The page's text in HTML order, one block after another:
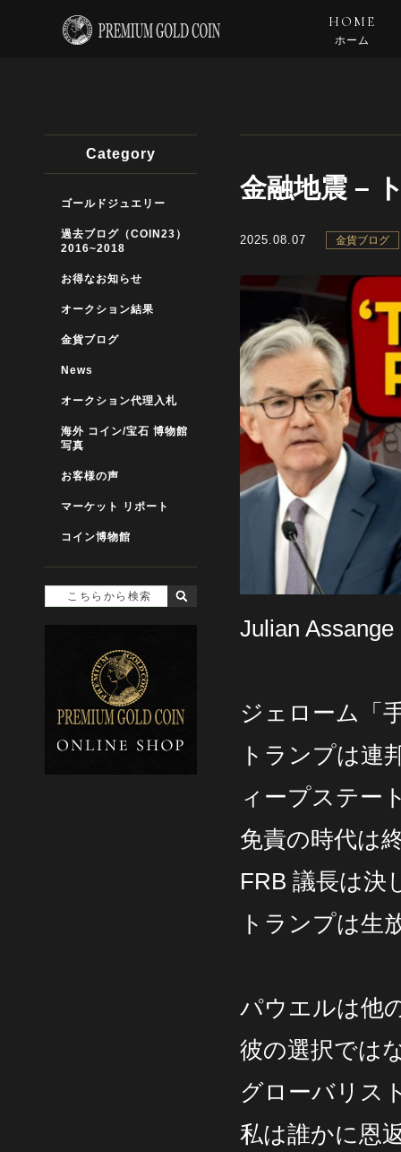
HOME
ホーム
金融地震 –
2025.08.07 金貨ブログ
Julian
ジェローム「
トランプは連
ィープステー
免責の時代は
FRB 議長は決
トランプは生
パウエルは他
彼の選択では
グローバリス
私は誰かに恩
Category
ゴールドジュエリー
過去ブログ（COIN23）
2016~2018
お得なお知らせ
オークション結果
金貨ブログ
News
オークション代理入札
海外 コイン/宝石 博物館
写真
お客様の声
マーケット リポート
コイン博物館